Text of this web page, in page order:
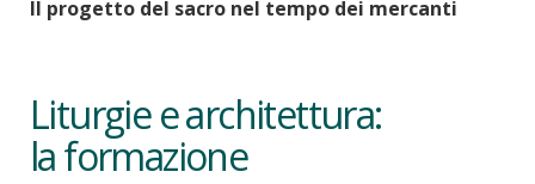
Il progetto del sacro nel tempo dei mercanti
Liturgie e architettura:
la formazione